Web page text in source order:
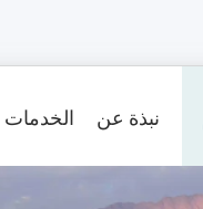
نبذة عن الخدمات